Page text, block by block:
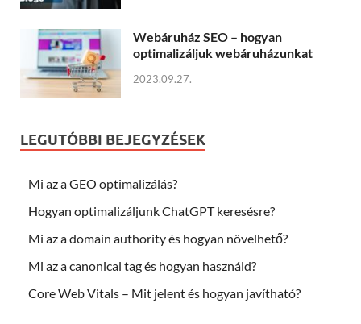
Webáruház SEO – hogyan
optimalizáljuk webáruházunkat
2023.09.27.
LEGUTÓBBI BEJEGYZÉSEK
Mi az a GEO optimalizálás?
Hogyan optimalizáljunk ChatGPT keresésre?
Mi az a domain authority és hogyan növelhető?
Mi az a canonical tag és hogyan használd?
Core Web Vitals – Mit jelent és hogyan javítható?